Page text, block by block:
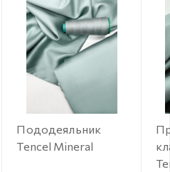
Пододеяльник
Tencel Mineral